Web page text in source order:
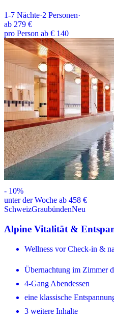
1-7 Nächte·2 Personen·
ab 279 €
pro Person ab € 140
- 10%
unter der Woche ab 458 €
SchweizGraubündenNeu
Alpine Vitalität &
Wellness vor Check-in &
Übernachtung im Zimmer
4-Gang Abendessen
eine klassische
3 weitere Inhalte